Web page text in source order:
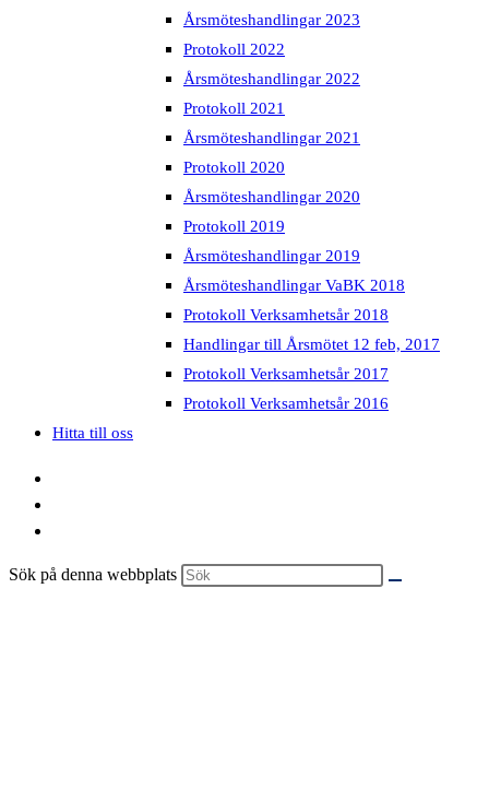
Årsmöteshandlingar 2023
Protokoll 2022
Årsmöteshandlingar 2022
Protokoll 2021
Årsmöteshandlingar 2021
Protokoll 2020
Årsmöteshandlingar 2020
Protokoll 2019
Årsmöteshandlingar 2019
Årsmöteshandlingar VaBK 2018
Protokoll Verksamhetsår 2018
Handlingar till Årsmötet 12 feb, 2017
Protokoll Verksamhetsår 2017
Protokoll Verksamhetsår 2016
Hitta till oss
Sök på denna webbplats